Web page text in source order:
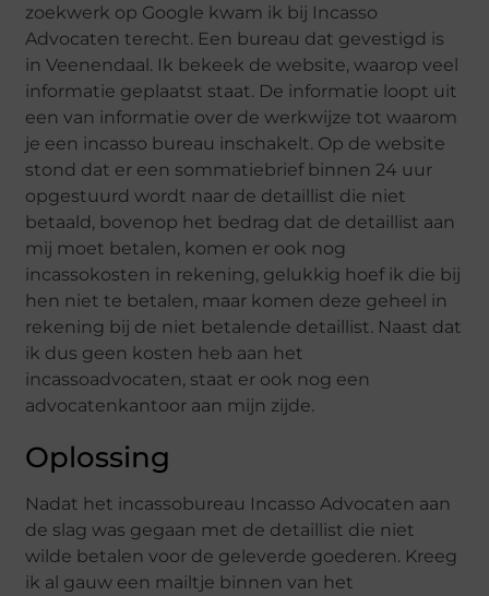
zoekwerk op Google kwam ik bij Incasso
Advocaten terecht. Een bureau dat gevestigd is
in Veenendaal. Ik bekeek de website, waarop veel
informatie geplaatst staat. De informatie loopt uit
een van informatie over de werkwijze tot waarom
je een incasso bureau inschakelt. Op de website
stond dat er een sommatiebrief binnen 24 uur
opgestuurd wordt naar de detaillist die niet
betaald, bovenop het bedrag dat de detaillist aan
mij moet betalen, komen er ook nog
incassokosten in rekening, gelukkig hoef ik die bij
hen niet te betalen, maar komen deze geheel in
rekening bij de niet betalende detaillist. Naast dat
ik dus geen kosten heb aan het
incassoadvocaten, staat er ook nog een
advocatenkantoor aan mijn zijde.
Oplossing
Nadat het incassobureau Incasso Advocaten aan
de slag was gegaan met de detaillist die niet
wilde betalen voor de geleverde goederen. Kreeg
ik al gauw een mailtje binnen van het